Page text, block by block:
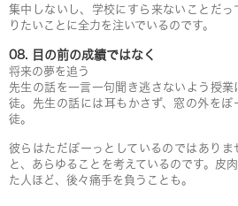
集中しないし、学校にすら来ないことだ
りたいことに全力を注いでいるのです。
08. 目の前の成績ではなく
将来の夢を追う
先生の話を一言一句聞き逃さないよう授
徒。先生の話には耳もかさず、窓の外を
徒。
彼らはただぼーっとしているのではありま
と、あらゆることを考えているのです。皮
た人ほど、後々痛手を負うことも。